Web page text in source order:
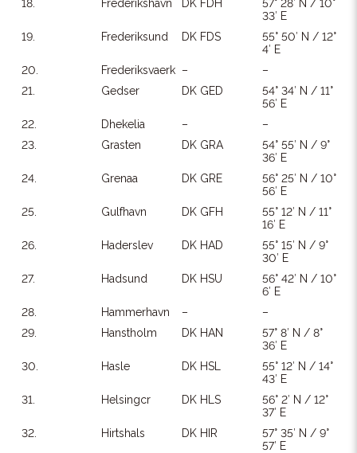
18.
Frederikshavn DK FDH
57° 28′ N / 10°
33′ E
19.
Frederiksund DK FDS
55° 50′ N / 12°
4′ E
20.
Frederiksvaerk –
–
21.
Gedser DK GED
54° 34′ N / 11°
56′ E
22.
Dhekelia –
–
23.
Grasten DK GRA
54° 55′ N / 9°
36′ E
24.
Grenaa DK GRE
56° 25′ N / 10°
56′ E
25.
Gulfhavn DK GFH
55° 12′ N / 11°
16′ E
26.
Haderslev DK HAD
55° 15′ N / 9°
30′ E
27.
Hadsund DK HSU
56° 42′ N / 10°
6′ E
28.
Hammerhavn –
–
29.
Hanstholm DK HAN
57° 8′ N / 8°
36′ E
30.
Hasle DK HSL
55° 12′ N / 14°
43′ E
31.
Helsingcr DK HLS
56° 2′ N / 12°
37′ E
32.
Hirtshals DK HIR
57° 35′ N / 9°
57′ E